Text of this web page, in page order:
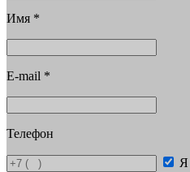
Имя *
E-mail *
Телефон
Я